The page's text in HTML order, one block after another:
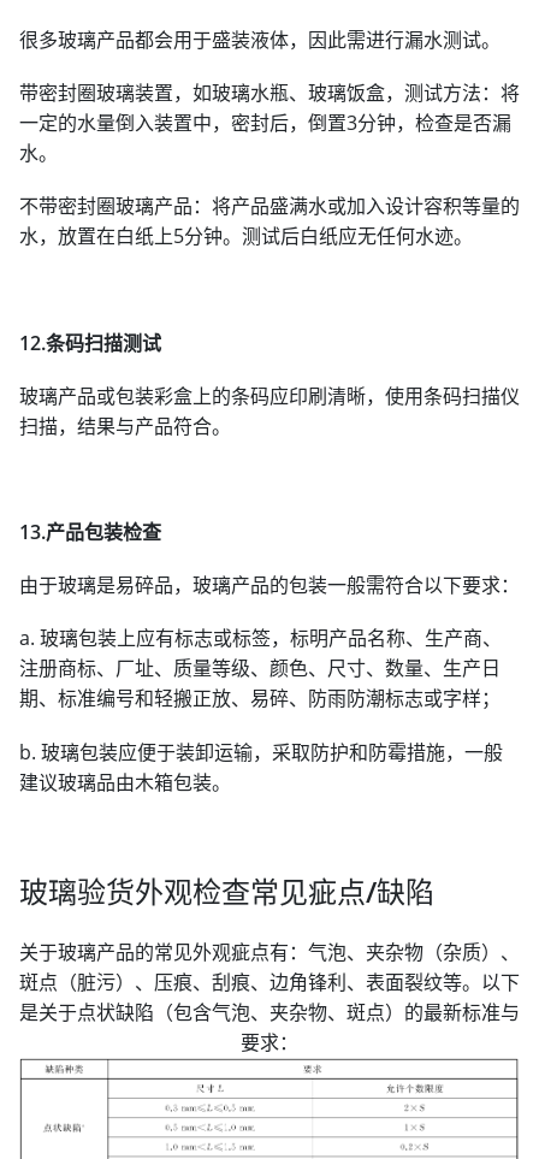
很多玻璃产品都会用于盛装液体，因此需进行漏水测试。
带密封圈玻璃装置，如玻璃水瓶、玻璃饭盒，测试方法：将
一定的水量倒入装置中，密封后，倒置3分钟，检查是否漏
水。
不带密封圈玻璃产品：将产品盛满水或加入设计容积等量的
水，放置在白纸上5分钟。测试后白纸应无任何水迹。
12.条码扫描测试
玻璃产品或包装彩盒上的条码应印刷清晰，使用条码扫描仪
扫描，结果与产品符合。
13.产品包装检查
由于玻璃是易碎品，玻璃产品的包装一般需符合以下要求：
a. 玻璃包装上应有标志或标签，标明产品名称、生产商、
注册商标、厂址、质量等级、颜色、尺寸、数量、生产日
期、标准编号和轻搬正放、易碎、防雨防潮标志或字样；
b. 玻璃包装应便于装卸运输，采取防护和防霉措施，一般
建议玻璃品由木箱包装。
玻璃验货外观检查常见疵点/缺陷
关于玻璃产品的常见外观疵点有：气泡、夹杂物（杂质）、
斑点（脏污）、压痕、刮痕、边角锋利、表面裂纹等。以下
是关于点状缺陷（包含气泡、夹杂物、斑点）的最新标准与
要求：